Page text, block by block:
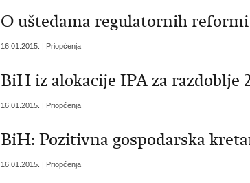
O uštedama regulatornih
16.01.2015. | Priopćenja
BiH iz alokacije IPA za razdoblje
16.01.2015. | Priopćenja
BiH: Pozitivna gospodarska
16.01.2015. | Priopćenja